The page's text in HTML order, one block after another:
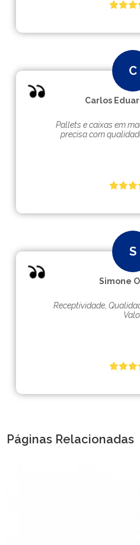
Carlos
Pallets e caixas em
precisa com
Simone
Receptividade,
Páginas Relacionadas